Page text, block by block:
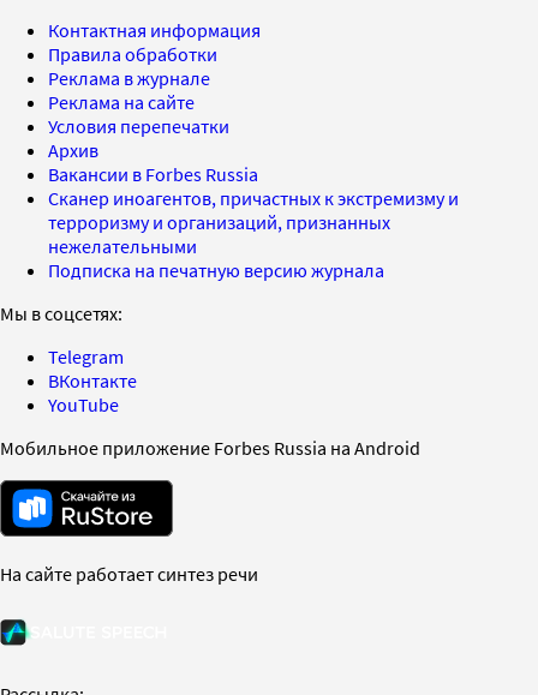
Контактная информация
Правила обработки
Реклама в журнале
Реклама на сайте
Условия перепечатки
Архив
Вакансии в Forbes Russia
Сканер иноагентов, причастных к экстремизму и
терроризму и организаций, признанных
нежелательными
Подписка на печатную версию журнала
Мы в соцсетях:
Telegram
ВКонтакте
YouTube
Мобильное приложение Forbes Russia на Android
На сайте работает синтез речи